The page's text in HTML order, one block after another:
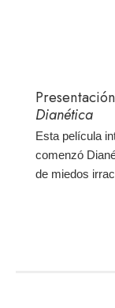
Dianética
Esta película
comenzó
de miedos